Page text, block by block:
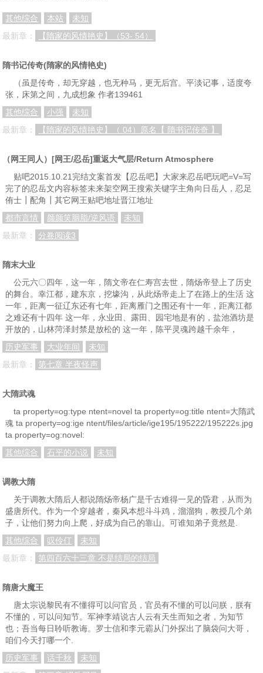
第49章 芙蓉帐暖度春－宵 第50章 白马银枪易三郎
第58章 萧美娘的警告 第59章 征辽亦偶然
第61章 单雄信
第64章 不打不相识 第65章 英雄会 第66章 河南绿林
第67章 一切尽在不言中 第68章 风云聚会二贤庄 第69章 义薄云天窦建德
第70章 借将 第71章 徐世绩、程咬金、罗士信、苏定方 第72章 十三结义
第73章 地下军工坊 第74章 军火
第76章 打铁匠尉迟恭 第77章 先收一点利息
第79章 神仙打架
第82章 积销毁骨
第85章 刘黑闼与王伏宝 第86章 清河 第87章 我又回来了
第88章 高鸡泊 第89章 前倨后恭 第90章 季瑶、霍氏
第91章 冠军将军 第92章 开府设幕 第93章 霸府
第94章 二龙堂 第95章 先下手为强
第97章 先下一城
第100章 头把交椅
其他综合 本站
未知
最新章：
【隋家的风情艳史】（53- 54）
隋书记传奇(隋家的风情艳史)
（虽是传奇，却无穿越，也无种马，更无后宫。平淡记事，适度夸
张，床第之间，九成想象 作者139461
其他综合
小强
未知
最新章：
【隋家的风情艳史】（ 04）原名【 隋书记传奇 】
（网王同人）[网王/忍岳]重返大气层/Return Atmosphere
贴吧2015.10.21完结文案首发【忍岳吧】大家来忍岳吧玩吧=V=写
完了的忍岳文内容标签未来架空网王搜索关键字主角向日岳人，忍足
侑士┃配角┃其它网王贴吧地址晋江地址
都市言情
颜颜笑胭脂/逆风语
未知
最新章：
分卷阅读3
隋末大业
公元六〇四年，这一年，隋文帝在仁寿宫去世，隋炀帝登上了历史
的舞台。幸江都，建东京，挖壕沟，从此炀帝走上了在路上的生活 这
一年，距离一征辽东还有七年，距离雁门之围还有十一年，距离江都
之难还有十四年 这一年，永业田、露田、园宅地是有的，盐池酒坊是
开放的，山林菏泽封禁是放松的 这一年，陈平灵魂跨越千余年，
历史军事
大业年间
未知
最新章：
第七章 半夜怪声
大隋武魂
ta property=og:type ntent=novel ta property=og:title ntent=大隋武
魂 ta property=og:ige ntent/files/article/ige195/195222/195222s.jpg
ta property=og:novel:
其他综合
石平的小说 未知
调教大隋
关于调教大隋后人都说隋炀帝杨广是千古难得一见的昏君，从而为
盛唐所代。作为一个穿越者，秦风本想斗斗鸡，溜溜狗，教授几个弟
子，让他们努力向上爬，好成为自己的靠山。可谁知弟子竟然是.
其他综合
叹伶仃
未知
最新章：
第四百六十三章 不是结局的结局
隋唐大魔王
唐太宗说黎民有不懂得可以问官员，官员有不懂的可以问朕，朕有
不懂的，可以问知节。军神李靖说古人云有天生而知之者，为知节
也；吾当每日聆听教诲。罗士信和李元霸从门外探出了脑袋问大哥，
咱们今天打哪一个.
历史军事
话千秋
未知